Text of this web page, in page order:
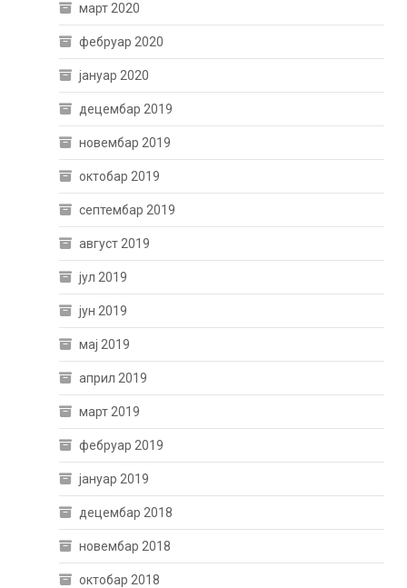
март 2020
фебруар 2020
јануар 2020
децембар 2019
новембар 2019
октобар 2019
септембар 2019
август 2019
јул 2019
јун 2019
мај 2019
април 2019
март 2019
фебруар 2019
јануар 2019
децембар 2018
новембар 2018
октобар 2018